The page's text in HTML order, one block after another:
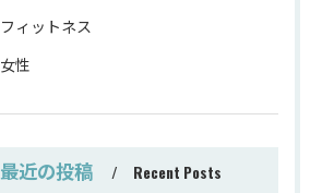
フィットネス
女性
最近の投稿 Recent Posts